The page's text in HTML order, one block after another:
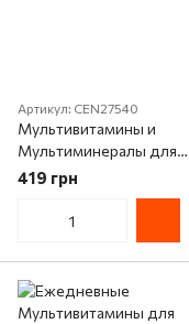
Артикул: CEN27540
Мультивитамины и
Мультиминералы для
Мужчин 50+ , Sentry,
21st Century, 100
419 грн